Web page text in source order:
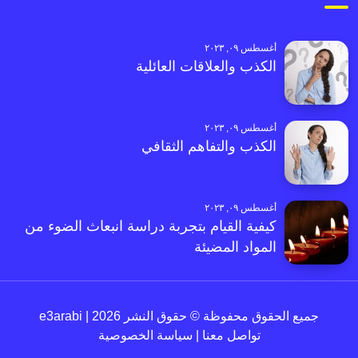
أغسطس ٠٩, ٢٠٢٣
الكذب والعلاقات العائلية
أغسطس ٠٩, ٢٠٢٣
الكذب والتفاهم الثقافي
أغسطس ٠٩, ٢٠٢٣
كيفية القيام بتجربة دراسة انبعاث الضوء من
المواد المضيئة
جميع الحقوق محفوظة © حقوق النشر 2026 | e3arabi
تواصل معنا
سياسة الخصوصية